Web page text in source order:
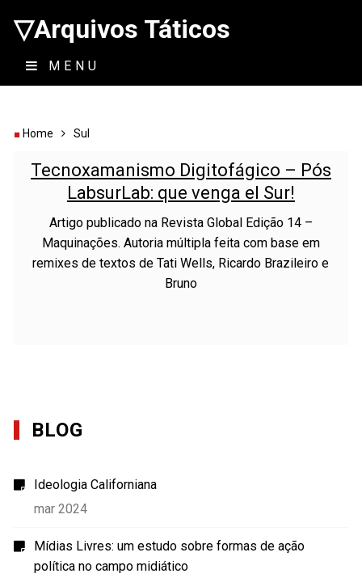
▽Arquivos Táticos
MENU
Home Sul
Tecnoxamanismo Digitofágico – Pós
LabsurLab: que venga el Sur!
Artigo publicado na Revista Global Edição 14 –
Maquinações. Autoria múltipla feita com base em
remixes de textos de Tati Wells, Ricardo Brazileiro e
Bruno
BLOG
Ideologia Californiana
mar 2024
Mídias Livres: um estudo sobre formas de ação
política no campo midiático